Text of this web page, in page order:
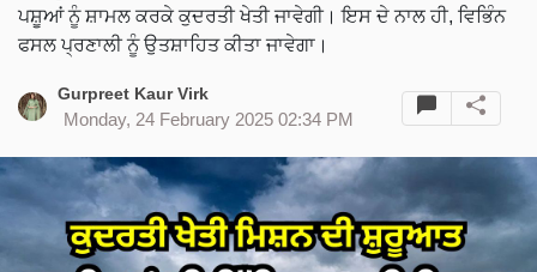
ਪਸ਼ੂਆਂ ਨੂੰ ਸ਼ਾਮਲ ਕਰਕੇ ਕੁਦਰਤੀ ਖੇਤੀ ਜਾਵੇਗੀ। ਇਸ ਦੇ ਨਾਲ ਹੀ, ਵਿਭਿੰਨ
ਫਸਲ ਪ੍ਰਣਾਲੀ ਨੂੰ ਉਤਸ਼ਾਹਿਤ ਕੀਤਾ ਜਾਵੇਗਾ।
Gurpreet Kaur Virk
Monday, 24 February 2025 02:34 PM